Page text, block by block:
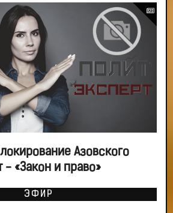
Азовского
- «Закон и право»
ЭФИР